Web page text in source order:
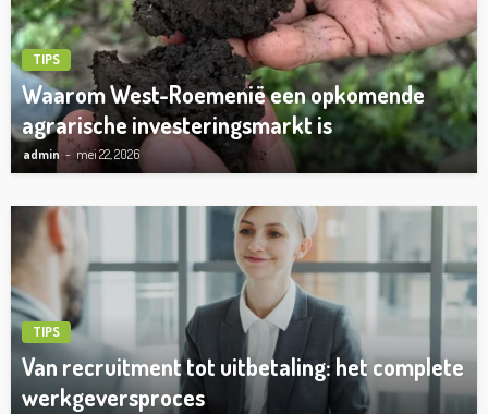
TIPS
Waarom West-Roemenië een opkomende
agrarische investeringsmarkt is
admin mei 22, 2026
TIPS
Van recruitment tot uitbetaling: het complete
werkgeversproces